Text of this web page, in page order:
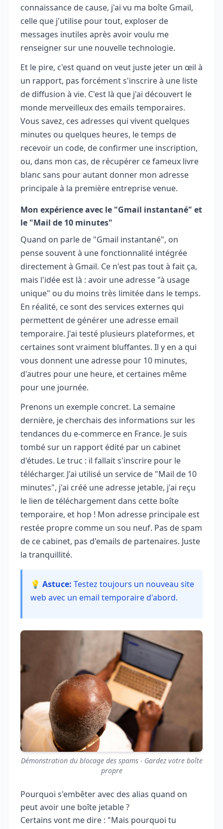
connaissance de cause, j'ai vu ma boîte Gmail,
celle que j'utilise pour tout, exploser de
messages inutiles après avoir voulu me
renseigner sur une nouvelle technologie.
Et le pire, c'est quand on veut juste jeter un œil à
un rapport, pas forcément s'inscrire à une liste
de diffusion à vie. C'est là que j'ai découvert le
monde merveilleux des emails temporaires.
Vous savez, ces adresses qui vivent quelques
minutes ou quelques heures, le temps de
recevoir un code, de confirmer une inscription,
ou, dans mon cas, de récupérer ce fameux livre
blanc sans pour autant donner mon adresse
principale à la première entreprise venue.
Mon expérience avec le "Gmail instantané" et
le "Mail de 10 minutes"
Quand on parle de "Gmail instantané", on
pense souvent à une fonctionnalité intégrée
directement à Gmail. Ce n'est pas tout à fait ça,
mais l'idée est là : avoir une adresse "à usage
unique" ou du moins très limitée dans le temps.
En réalité, ce sont des services externes qui
permettent de générer une adresse email
temporaire. J'ai testé plusieurs plateformes, et
certaines sont vraiment bluffantes. Il y en a qui
vous donnent une adresse pour 10 minutes,
d'autres pour une heure, et certaines même
pour une journée.
Prenons un exemple concret. La semaine
dernière, je cherchais des informations sur les
tendances du e-commerce en France. Je suis
tombé sur un rapport édité par un cabinet
d'études. Le truc : il fallait s'inscrire pour le
télécharger. J'ai utilisé un service de "Mail de 10
minutes", j'ai créé une adresse jetable, j'ai reçu
le lien de téléchargement dans cette boîte
temporaire, et hop ! Mon adresse principale est
restée propre comme un sou neuf. Pas de spam
de ce cabinet, pas d'emails de partenaires. Juste
la tranquillité.
💡 Astuce: Testez toujours un nouveau site
web avec un email temporaire d'abord.
Démonstration du blocage des spams - Gardez votre boîte
propre
Pourquoi s'embêter avec des alias quand on
peut avoir une boîte jetable ?
Certains vont me dire : "Mais pourquoi tu